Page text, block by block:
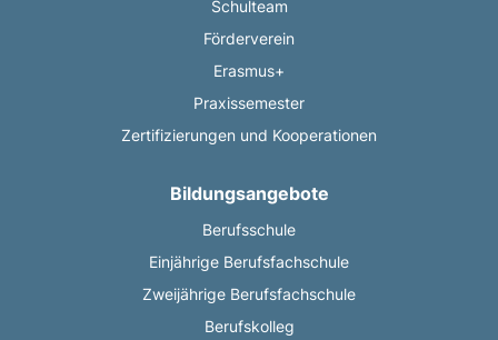
Schulteam
Förderverein
Erasmus+
Praxissemester
Zertifizierungen und Kooperationen
Bildungsangebote
Berufsschule
Einjährige Berufsfachschule
Zweijährige Berufsfachschule
Berufskolleg